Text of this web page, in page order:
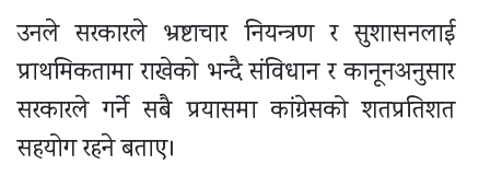
उनले सरकारले भ्रष्टाचार नियन्त्रण र सुशासनलाई
प्राथमिकतामा राखेको भन्दै संविधान र कानूनअनुसार
सरकारले गर्ने सबै प्रयासमा कांग्रेसको शतप्रतिशत
सहयोग रहने बताए।